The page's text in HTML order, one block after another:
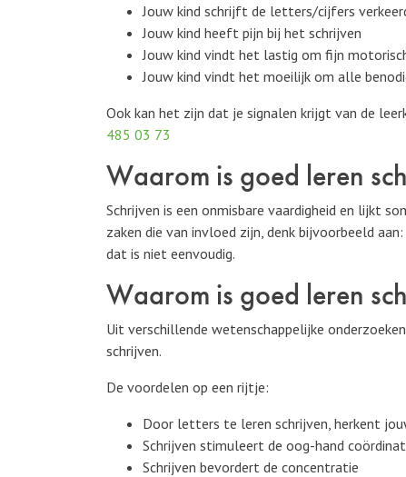
Jouw kind schrijft de letters/cijfers
Jouw kind heeft pijn bij het schrijven
Jouw kind vindt het lastig om fijn
Jouw kind vindt het moeilijk om alle
Ook kan het zijn dat je signalen krijgt van de
485 03 73
Waarom is goed leren
Schrijven is een onmisbare vaardigheid en lijkt
zaken die van invloed zijn, denk bijvoorbeeld
dat is niet eenvoudig.
Waarom is goed leren
Uit verschillende wetenschappelijke
schrijven.
De voordelen op een rijtje:
Door letters te leren schrijven, herkent
Schrijven stimuleert de oog-hand
Schrijven bevordert de concentratie